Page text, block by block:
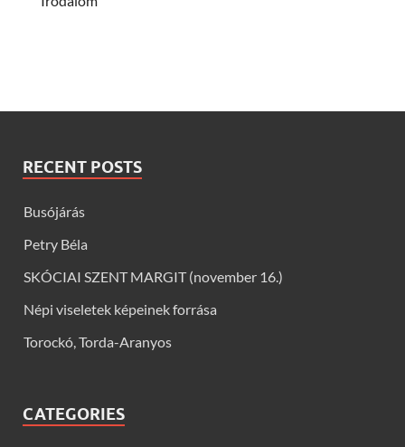
RECENT POSTS
Busójárás
Petry Béla
SKÓCIAI SZENT MARGIT (november 16.)
Népi viseletek képeinek forrása
Torockó, Torda-Aranyos
CATEGORIES